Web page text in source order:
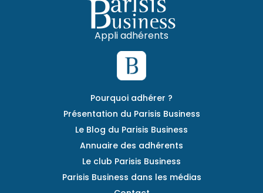
Appli adhérents
Pourquoi adhérer ?
Présentation du Parisis Business
Le Blog du Parisis Business
Annuaire des adhérents
Le club Parisis Business
Parisis Business dans les médias